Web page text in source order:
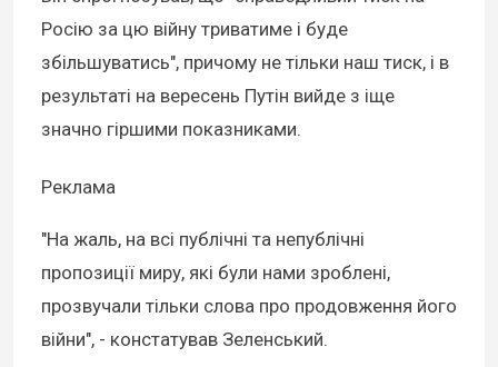
Росію за цю війну триватиме і буде
збільшуватись", причому не тільки наш тиск, і в
результаті на вересень Путін вийде з іще
значно гіршими показниками.
Реклама
"На жаль, на всі публічні та непублічні
пропозиції миру, які були нами зроблені,
прозвучали тільки слова про продовження його
війни", - констатував Зеленський.